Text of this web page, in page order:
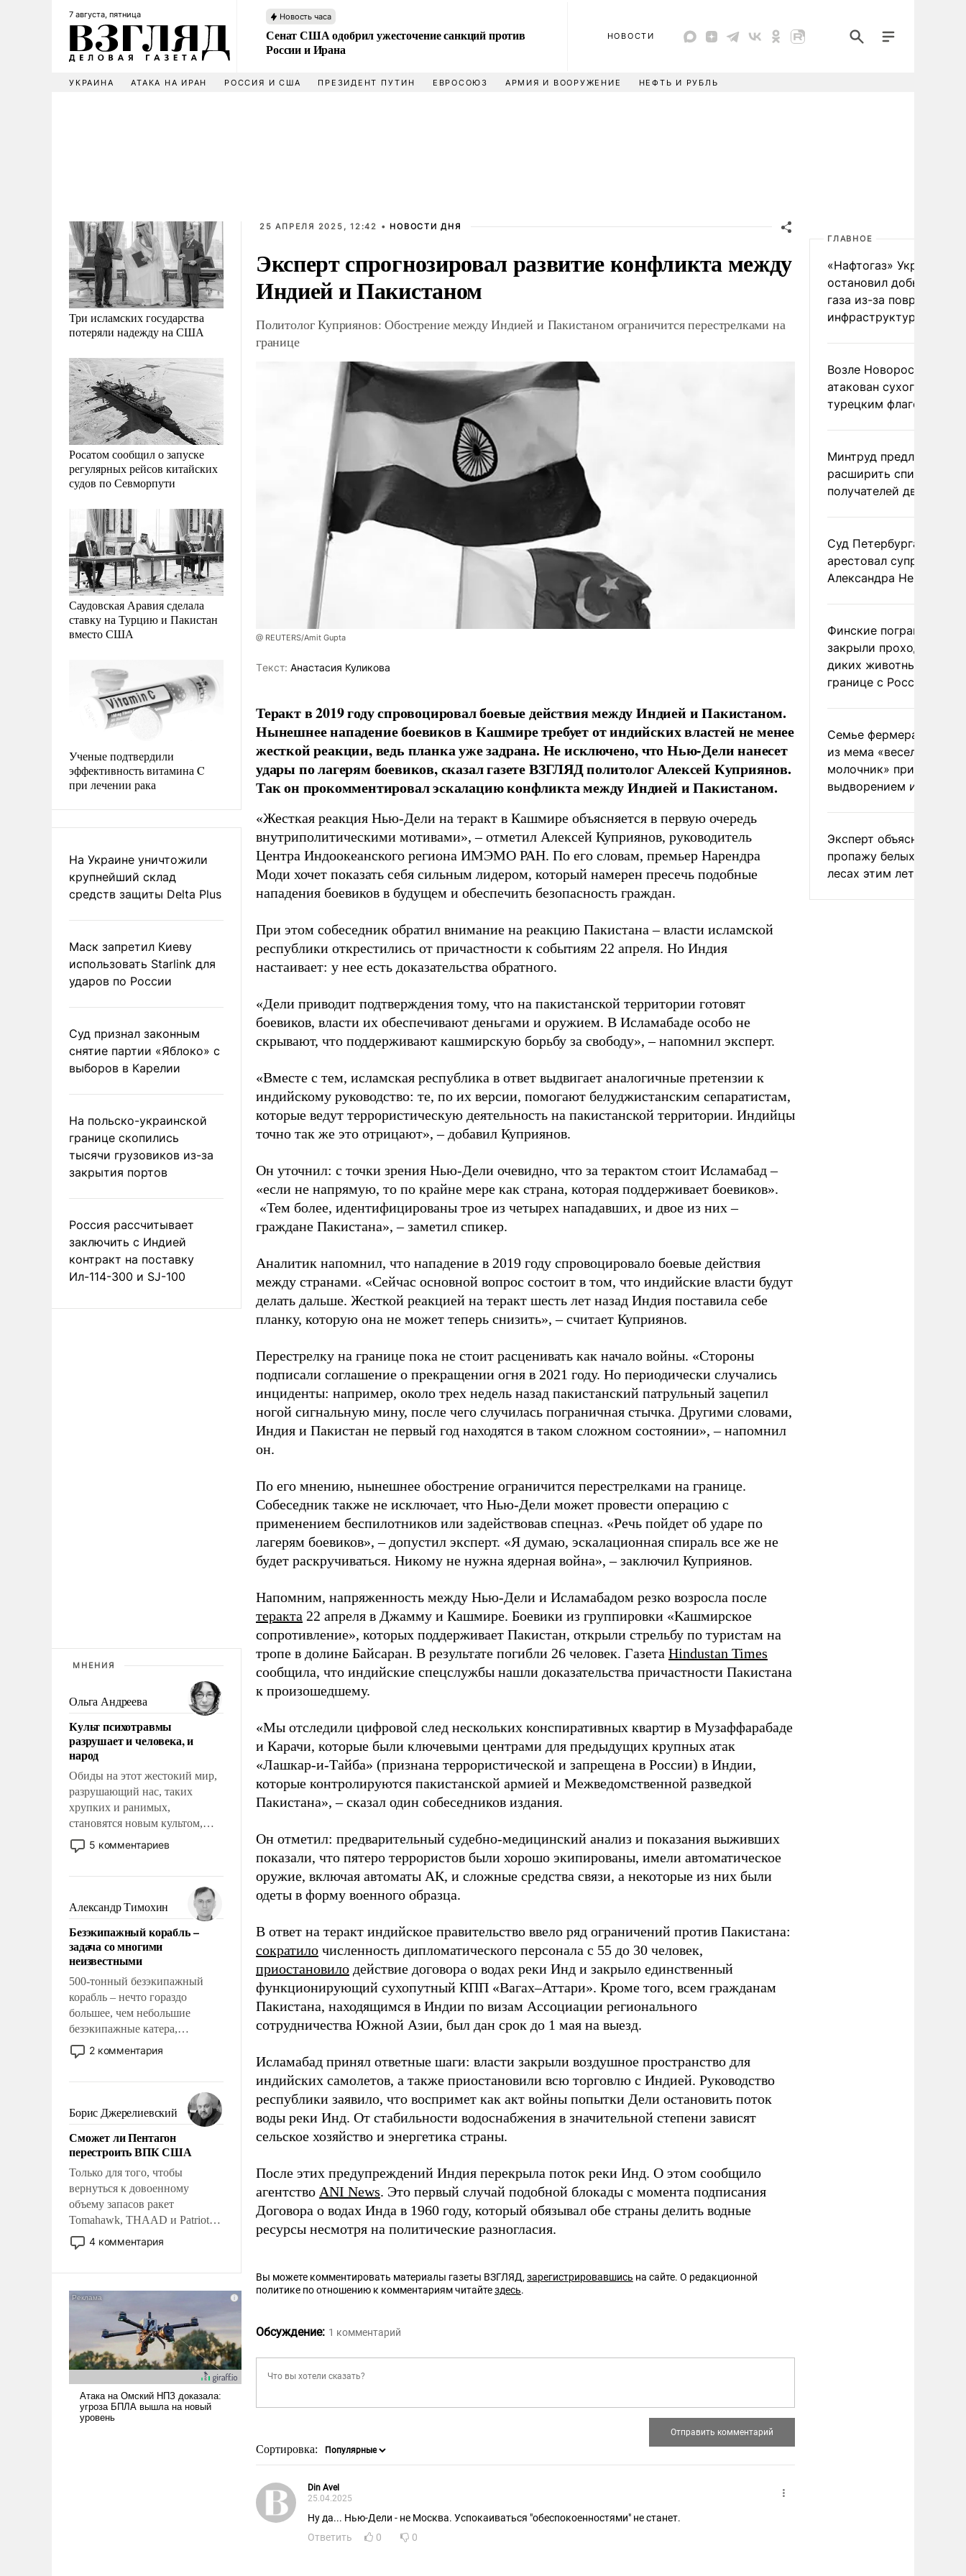
7 августа, пятница Новость часа
Сенат США одобрил ужесточение санкций против
России и Ирана
НОВОСТИ
УКРАИНА АТАКА НА ИРАН РОССИЯ И США ПРЕЗИДЕНТ ПУТИН ЕВРОСОЮЗ АРМИЯ И ВООРУЖЕНИЕ НЕФТЬ И РУБЛЬ
Три исламских государства
потеряли надежду на США
Росатом сообщил о запуске
регулярных рейсов китайских
судов по Севморпути
Саудовская Аравия сделала
ставку на Турцию и Пакистан
вместо США
Ученые подтвердили
эффективность витамина C
при лечении рака
На Украине уничтожили
крупнейший склад
средств защиты Delta Plus
Маск запретил Киеву
использовать Starlink для
ударов по России
Суд признал законным
снятие партии «Яблоко» с
выборов в Карелии
На польско-украинской
границе скопились
тысячи грузовиков из-за
закрытия портов
Россия рассчитывает
заключить с Индией
контракт на поставку
Ил-114-300 и SJ-100
МНЕНИЯ
Ольга Андреева
Культ психотравмы
разрушает и человека, и
народ
Обиды на этот жестокий мир,
разрушающий нас, таких
хрупких и ранимых,
становятся новым культом,
постепенно вытесняя и
отменяя традиционное
мужественным и твердым под
ударами судьбы, брать на себя
ответственность, помогать
слабым, идти вперед и
адаптироваться.
5 комментариев
Александр Тимохин
Безэкипажный корабль –
задача со многими
неизвестными
500-тонный безэкипажный
корабль – нечто гораздо
большее, чем небольшие
безэкипажные катера,
применение которых уже
стало обыденностью. Задача по
сложна и амбициозна. Однако
и ее реализация радикально
поднимет наши боевые
возможности.
2 комментария
Борис Джерелиевский
Сможет ли Пентагон
перестроить ВПК США
Только для того, чтобы
вернуться к довоенному
объему запасов ракет
Tomahawk, THAAD и Patriot
США потребуется более трех
лет. Даже небольшая война с
Сложившаяся ситуация
означает многолетний период
уязвимости США, например,
перед Китаем.
4 комментария
25 АПРЕЛЯ 2025, 12:42 • НОВОСТИ ДНЯ
Эксперт спрогнозировал развитие конфликта между
Индией и Пакистаном
Политолог Куприянов: Обострение между Индией и Пакистаном ограничится перестрелками на
границе
@ REUTERS/Amit Gupta
Tекст: Анастасия Куликова
Теракт в 2019 году спровоцировал боевые действия между Индией и Пакистаном.
Нынешнее нападение боевиков в Кашмире требует от индийских властей не менее
жесткой реакции, ведь планка уже задрана. Не исключено, что Нью-Дели нанесет
удары по лагерям боевиков, сказал газете ВЗГЛЯД политолог Алексей Куприянов.
Так он прокомментировал эскалацию конфликта между Индией и Пакистаном.
«Жесткая реакция Нью-Дели на теракт в Кашмире объясняется в первую очередь
внутриполитическими мотивами», – отметил Алексей Куприянов, руководитель
Центра Индоокеанского региона ИМЭМО РАН. По его словам, премьер Нарендра
Моди хочет показать себя сильным лидером, который намерен пресечь подобные
нападения боевиков в будущем и обеспечить безопасность граждан.
При этом собеседник обратил внимание на реакцию Пакистана – власти исламской
республики открестились от причастности к событиям 22 апреля. Но Индия
настаивает: у нее есть доказательства обратного.
«Дели приводит подтверждения тому, что на пакистанской территории готовят
боевиков, власти их обеспечивают деньгами и оружием. В Исламабаде особо не
скрывают, что поддерживают кашмирскую борьбу за свободу», – напомнил эксперт.
«Вместе с тем, исламская республика в ответ выдвигает аналогичные претензии к
индийскому руководство: те, по их версии, помогают белуджистанским сепаратистам,
которые ведут террористическую деятельность на пакистанской территории. Индийцы
точно так же это отрицают», – добавил Куприянов.
Он уточнил: с точки зрения Нью-Дели очевидно, что за терактом стоит Исламабад –
«если не напрямую, то по крайне мере как страна, которая поддерживает боевиков».
«Тем более, идентифицированы трое из четырех нападавших, и двое из них –
граждане Пакистана», – заметил спикер.
Аналитик напомнил, что нападение в 2019 году спровоцировало боевые действия
между странами. «Сейчас основной вопрос состоит в том, что индийские власти будут
делать дальше. Жесткой реакцией на теракт шесть лет назад Индия поставила себе
планку, которую она не может теперь снизить», – считает Куприянов.
Перестрелку на границе пока не стоит расценивать как начало войны. «Стороны
подписали соглашение о прекращении огня в 2021 году. Но периодически случались
инциденты: например, около трех недель назад пакистанский патрульный зацепил
ногой сигнальную мину, после чего случилась пограничная стычка. Другими словами,
Индия и Пакистан не первый год находятся в таком сложном состоянии», – напомнил
он.
По его мнению, нынешнее обострение ограничится перестрелками на границе.
Собеседник также не исключает, что Нью-Дели может провести операцию с
применением беспилотников или задействовав спецназ. «Речь пойдет об ударе по
лагерям боевиков», – допустил эксперт. «Я думаю, эскалационная спираль все же не
будет раскручиваться. Никому не нужна ядерная война», – заключил Куприянов.
Напомним, напряженность между Нью-Дели и Исламабадом резко возросла после
теракта 22 апреля в Джамму и Кашмире. Боевики из группировки «Кашмирское
сопротивление», которых поддерживает Пакистан, открыли стрельбу по туристам на
тропе в долине Байсаран. В результате погибли 26 человек. Газета Hindustan Times
сообщила, что индийские спецслужбы нашли доказательства причастности Пакистана
к произошедшему.
«Мы отследили цифровой след нескольких конспиративных квартир в Музаффарабаде
и Карачи, которые были ключевыми центрами для предыдущих крупных атак
«Лашкар-и-Тайба» (признана террористической и запрещена в России) в Индии,
которые контролируются пакистанской армией и Межведомственной разведкой
Пакистана», – сказал один собеседников издания.
Он отметил: предварительный судебно-медицинский анализ и показания выживших
показали, что пятеро террористов были хорошо экипированы, имели автоматическое
оружие, включая автоматы АК, и сложные средства связи, а некоторые из них были
одеты в форму военного образца.
В ответ на теракт индийское правительство ввело ряд ограничений против Пакистана:
сократило численность дипломатического персонала с 55 до 30 человек,
приостановило действие договора о водах реки Инд и закрыло единственный
функционирующий сухопутный КПП «Вагах–Аттари». Кроме того, всем гражданам
Пакистана, находящимся в Индии по визам Ассоциации регионального
сотрудничества Южной Азии, был дан срок до 1 мая на выезд.
Исламабад принял ответные шаги: власти закрыли воздушное пространство для
индийских самолетов, а также приостановили всю торговлю с Индией. Руководство
республики заявило, что воспримет как акт войны попытки Дели остановить поток
воды реки Инд. От стабильности водоснабжения в значительной степени зависят
сельское хозяйство и энергетика страны.
После этих предупреждений Индия перекрыла поток реки Инд. О этом сообщило
агентство ANI News. Это первый случай подобной блокады с момента подписания
Договора о водах Инда в 1960 году, который обязывал обе страны делить водные
ресурсы несмотря на политические разногласия.
Вы можете комментировать материалы газеты ВЗГЛЯД,зарегистрировавшись на сайте. О редакционной
политике по отношению к комментариям читайтездесь.
Обсуждение: 1 комментарий
Сортировка:
Din Avel
25.04.2025
Ну да... Нью-Дели - не Москва. Успокаиваться "обеспокоенностями" не станет.
Ответить
0 0
ГЛАВНОЕ
«Нафтогаз» Украины
остановил добычу
газа из-за повреждения
инфраструктуры
Возле Новороссийска
атакован сухогруз под
турецким флагом
Минтруд предложил
расширить список
получателей двух
Суд Петербурга заочно
арестовал супругу
Александра Невзорова
Финские пограничники
закрыли проходы для
диких животных на
границе с Россией
Семье фермера
из мема «веселый
молочник» пригрозили
выдворением из
Эксперт объяснил
пропажу белых грибов
лесах этим летом